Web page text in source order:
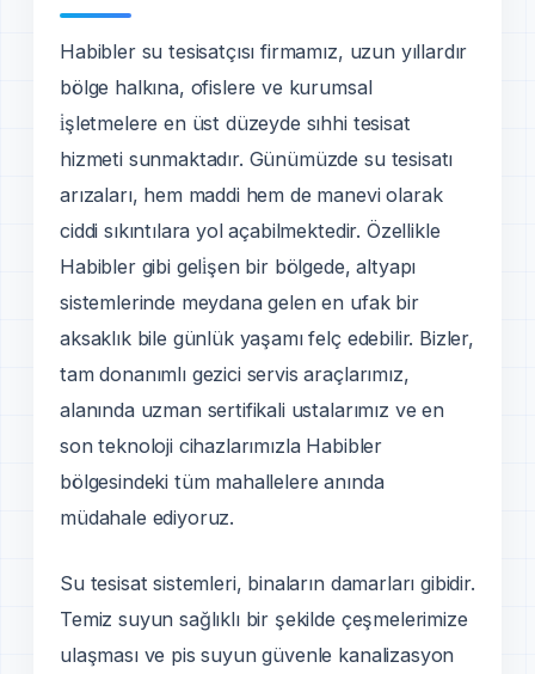
Habibler su tesisatçısı firmamız, uzun yıllardır
bölge halkına, ofislere ve kurumsal
i̇şletmelere en üst düzeyde sıhhi tesisat
hizmeti sunmaktadır. Günümüzde su tesisatı
arızaları, hem maddi hem de manevi olarak
ciddi sıkıntılara yol açabilmektedir. Özellikle
Habibler gibi geli̇şen bir bölgede, altyapı
sistemlerinde meydana gelen en ufak bir
aksaklık bile günlük yaşamı felç edebilir. Bizler,
tam donanımlı gezici servis araçlarımız,
alanında uzman sertifikali ustalarımız ve en
son teknoloji cihazlarımızla Habibler
bölgesindeki tüm mahallelere anında
müdahale ediyoruz.
Su tesisat sistemleri, binaların damarları gibidir.
Temiz suyun sağlıklı bir şekilde çeşmelerimize
ulaşması ve pis suyun güvenle kanalizasyon